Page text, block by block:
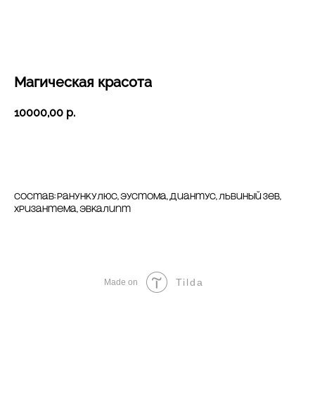
Магическая красота
10000,00 р.
Состав: ранункулюс, эустома, диантус, львиный зев,
хризантема, эвкалипт
Made on Tilda